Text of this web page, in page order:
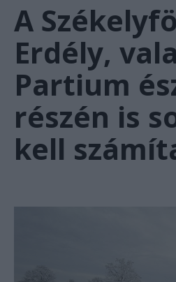
A
Erdély,
Partium
részén is
kell